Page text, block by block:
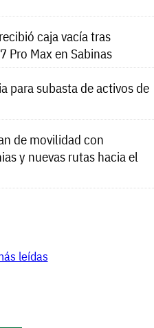
caja vacía tras
Pro Max en Sabinas
para subasta de activos de
de movilidad con
y nuevas rutas hacia el
leídas